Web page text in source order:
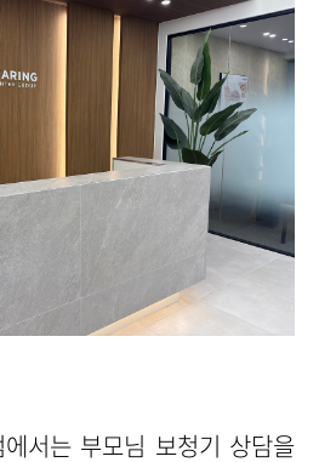
서는 부모님 보청기 상담을